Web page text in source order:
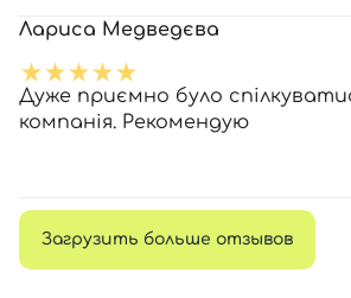
Лариса Медведєва
Дуже приємно було
компанія. Рекомендую
Загрузить больше отзывов